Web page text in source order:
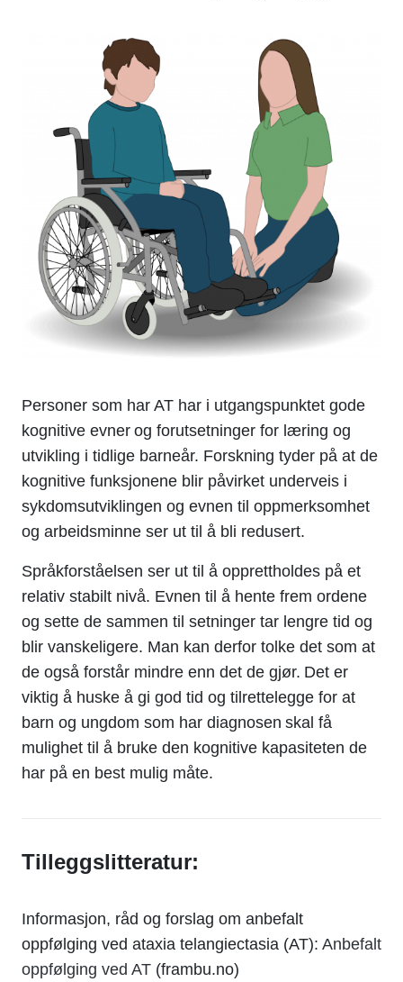
Personer som har AT har i utgangspunktet gode
kognitive evner og forutsetninger for læring og
utvikling i tidlige barneår. Forskning tyder på at de
kognitive funksjonene blir påvirket underveis i
sykdomsutviklingen og evnen til oppmerksomhet
og arbeidsminne ser ut til å bli redusert.
Språkforståelsen ser ut til å opprettholdes på et
relativ stabilt nivå. Evnen til å hente frem ordene
og sette de sammen til setninger tar lengre tid og
blir vanskeligere. Man kan derfor tolke det som at
de også forstår mindre enn det de gjør. Det er
viktig å huske å gi god tid og tilrettelegge for at
barn og ungdom som har diagnosen skal få
mulighet til å bruke den kognitive kapasiteten de
har på en best mulig måte.
Tilleggslitteratur:
Informasjon, råd og forslag om anbefalt
oppfølging ved ataxia telangiectasia (AT): Anbefalt
oppfølging ved AT (frambu.no)